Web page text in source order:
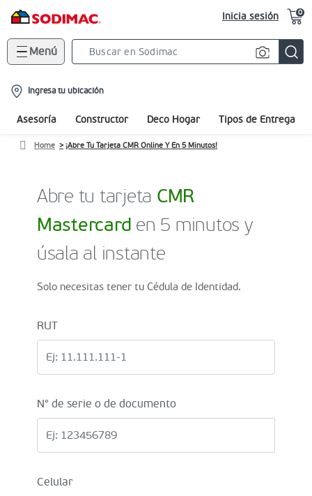
Inicia sesión 0
Menú
location-
icon
Ingresa tu ubicación
Asesoría Constructor Deco Hogar Tipos de Entrega
Home ¡Abre Tu Tarjeta CMR Online Y En 5 Minutos!
Abre tu tarjeta CMR
Mastercard en 5 minutos y
úsala al instante
Solo necesitas tener tu Cédula de Identidad.
RUT
N° de serie o de documento
Celular